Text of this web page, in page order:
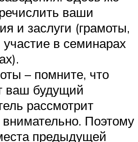
ваши
и заслуги (грамоты,
в семинарах
– помните, что
ваш будущий
рассмотрит
Поэтому
предыдущей